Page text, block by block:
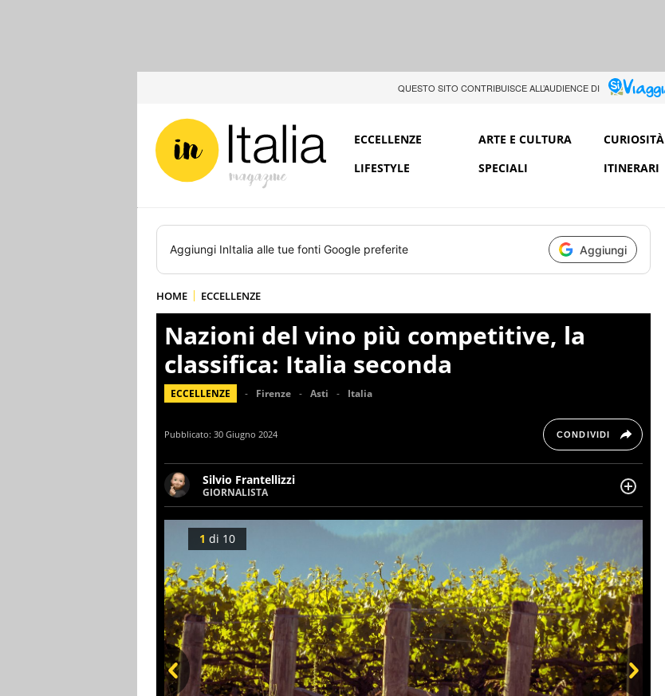
QUESTO SITO CONTRIBUISCE ALL’AUDIENCE DI
ECCELLENZE ARTE E CULTURA CURIOSITÀ
LIFESTYLE
SPECIALI ITINERARI
Aggiungi InItalia alle tue fonti Google preferite Aggiungi
HOME ECCELLENZE
Nazioni del vino più competitive, la
classifica: Italia seconda
ECCELLENZE Firenze Asti Italia
Pubblicato: 30 Giugno 2024 CONDIVIDI
Silvio Frantellizzi
GIORNALISTA
Giornalista pubblicista. Da oltre dieci anni si occupa di informazione sul web,
scrivendo di sport, attualità, cronaca, motori, spettacolo e videogame.
1 di 10